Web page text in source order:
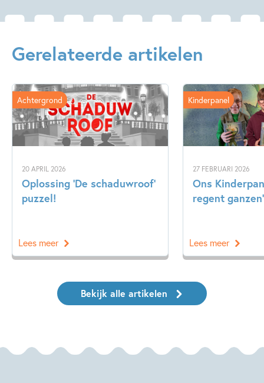
Gerelateerde artikelen
20 APRIL 2026
Oplossing ‘De schaduwroof’
puzzel!
Achtergrond
Lees meer
27 FEBRUARI 2026
Ons
regent ganzen’
Kinderpanel
Lees meer
Bekijk alle artikelen